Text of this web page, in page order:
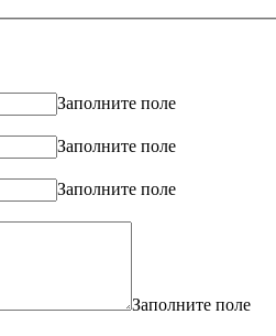
Заполните поле
Заполните поле
Заполните поле
Заполните поле